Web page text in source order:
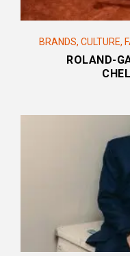
BRANDS, CULTURE,
ROLAND-